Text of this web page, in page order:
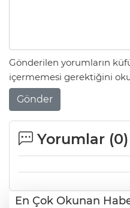
Gönderilen yorumların
içermemesi gerektiğini
Gönder
Yorumlar (0)
En Çok Okunan